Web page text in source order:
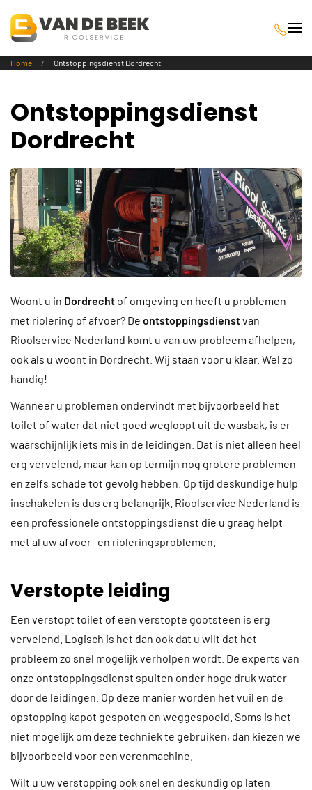
Terug naar hoofdinhoud
Home Ontstoppingsdienst Dordrecht
Ontstoppingsdienst
Dordrecht
Woont u in Dordrecht of omgeving en heeft u problemen
met riolering of afvoer? De ontstoppingsdienstvan
Rioolservice Nederland komt u van uw probleem afhelpen,
ook als u woont in Dordrecht. Wij staan voor u klaar. Wel zo
handig!
Wanneer u problemen ondervindt met bijvoorbeeld het
toilet of water dat niet goed wegloopt uit de wasbak, is er
waarschijnlijk iets mis in de leidingen. Dat is niet alleen heel
erg vervelend, maar kan op termijn nog grotere problemen
en zelfs schade tot gevolg hebben. Op tijd deskundige hulp
inschakelen is dus erg belangrijk. Rioolservice Nederland is
een professionele ontstoppingsdienst die u graag helpt
met al uw afvoer- en rioleringsproblemen.
Verstopte leiding
Een verstopt toilet of een verstopte gootsteen is erg
vervelend. Logisch is het dan ook dat u wilt dat het
probleem zo snel mogelijk verholpen wordt. De experts van
onze ontstoppingsdienst spuiten onder hoge druk water
door de leidingen. Op deze manier worden het vuil en de
opstopping kapot gespoten en weggespoeld. Soms is het
niet mogelijk om deze techniek te gebruiken, dan kiezen we
bijvoorbeeld voor een verenmachine.
Wilt u uw verstopping ook snel en deskundig op laten